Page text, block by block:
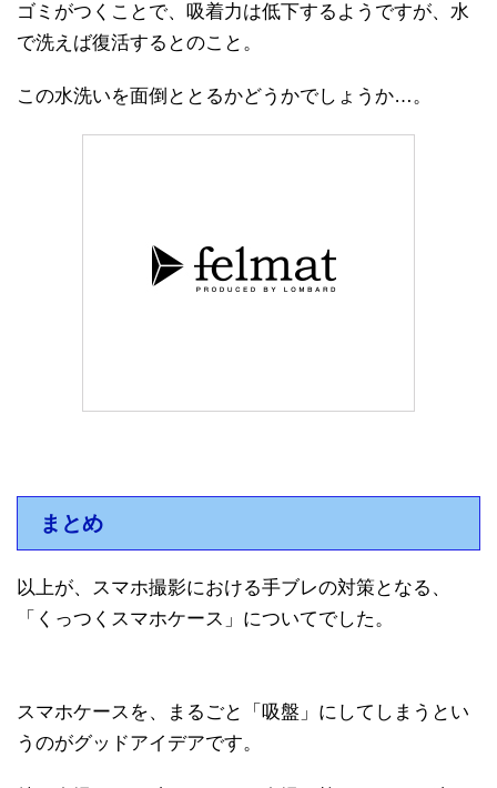
ゴミがつくことで、吸着力は低下するようですが、水
で洗えば復活するとのこと。
この水洗いを面倒ととるかどうかでしょうか…。
まとめ
以上が、スマホ撮影における手ブレの対策となる、
「くっつくスマホケース」についてでした。
スマホケースを、まるごと「吸盤」にしてしまうとい
うのがグッドアイデアです。